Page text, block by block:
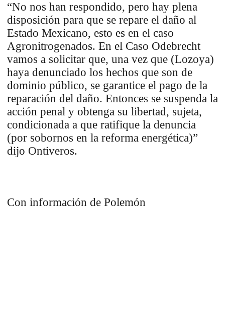
“No nos han respondido, pero hay plena
disposición para que se repare el daño al
Estado Mexicano, esto es en el caso
Agronitrogenados. En el Caso Odebrecht
vamos a solicitar que, una vez que (Lozoya)
haya denunciado los hechos que son de
dominio público, se garantice el pago de la
reparación del daño. Entonces se suspenda la
acción penal y obtenga su libertad, sujeta,
condicionada a que ratifique la denuncia
(por sobornos en la reforma energética)”
dijo Ontiveros.
Con información de Polemón